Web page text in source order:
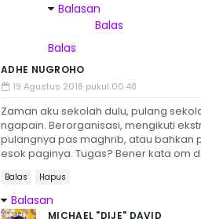
Balasan
Balas
Balas
ADHE NUGROHO
19 Agustus 2018 pukul 00.48
Zaman aku sekolah dulu, pulang
ngapain. Berorganisasi, mengikuti
pulangnya pas maghrib, atau bahkan
esok paginya. Tugas? Bener kata om
Balas Hapus
Balasan
MICHAEL "DIJE" DAVID